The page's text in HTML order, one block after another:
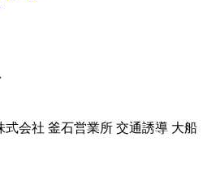
会社 釜石営業所 交通誘導 大船